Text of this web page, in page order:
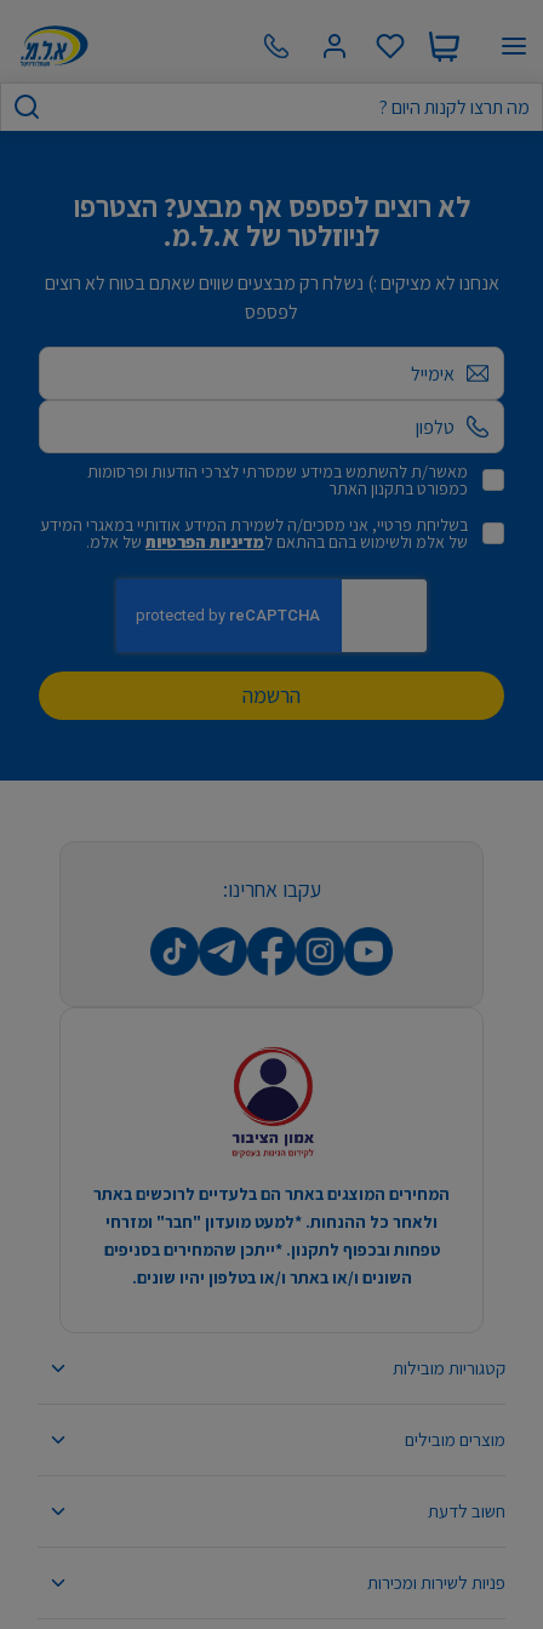
לא רוצים לפספס אף מבצע? הצטרפו
לניוזלטר של א.ל.מ.
אנחנו לא מציקים :) נשלח רק מבצעים שווים שאתם בטוח לא רוצים
לפספס
אימייל
מאשר/ת להשתמש במידע שמסרתי לצרכי הודעות ופרסומות
כמפורט בתקנון האתר
בשליחת פרטיי, אני מסכים/ה לשמירת המידע אודותיי במאגרי המידע
של אלמ ולשימוש בהם בהתאם למדיניות הפרטיותשל אלמ.
הרשמה
קטגוריות מובילות
מוצרים מובילים
חשוב לדעת
פניות לשירות ומכירות
עקבו אחרינו:
המחירים המוצגים באתר הם בלעדיים לרוכשים באתר
ולאחר כל ההנחות. *למעט מועדון "חבר" ומזרחי
טפחות ובכפוף לתקנון. *ייתכן שהמחירים בסניפים
השונים ו/או באתר ו/או בטלפון יהיו שונים.